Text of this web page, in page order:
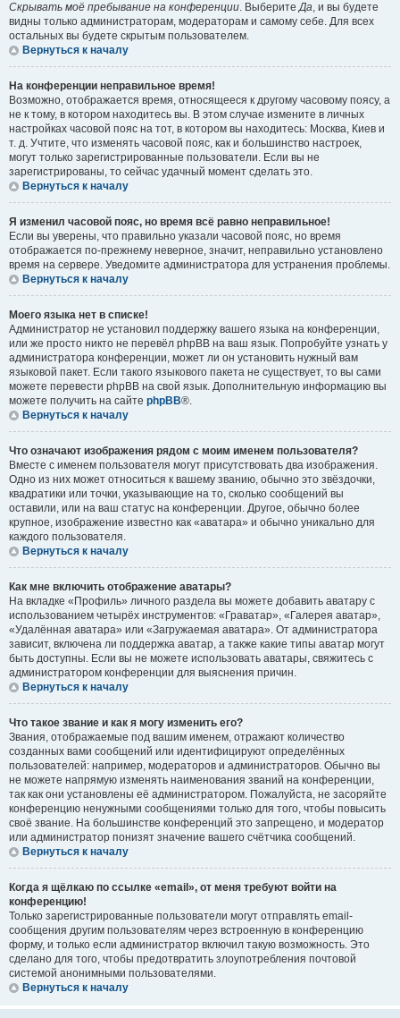
Скрывать моё пребывание на конференции. ВыберитеДа, и вы будете
видны только администраторам, модераторам и самому себе. Для всех
остальных вы будете скрытым пользователем.
Вернуться к началу
На конференции неправильное время!
Возможно, отображается время, относящееся к другому часовому поясу, а
не к тому, в котором находитесь вы. В этом случае измените в личных
настройках часовой пояс на тот, в котором вы находитесь: Москва, Киев и
т. д. Учтите, что изменять часовой пояс, как и большинство настроек,
могут только зарегистрированные пользователи. Если вы не
зарегистрированы, то сейчас удачный момент сделать это.
Вернуться к началу
Я изменил часовой пояс, но время всё равно неправильное!
Если вы уверены, что правильно указали часовой пояс, но время
отображается по-прежнему неверное, значит, неправильно установлено
время на сервере. Уведомите администратора для устранения проблемы.
Вернуться к началу
Моего языка нет в списке!
Администратор не установил поддержку вашего языка на конференции,
или же просто никто не перевёл phpBB на ваш язык. Попробуйте узнать у
администратора конференции, может ли он установить нужный вам
языковой пакет. Если такого языкового пакета не существует, то вы сами
можете перевести phpBB на свой язык. Дополнительную информацию вы
можете получить на сайте phpBB®.
Вернуться к началу
Что означают изображения рядом с моим именем пользователя?
Вместе с именем пользователя могут присутствовать два изображения.
Одно из них может относиться к вашему званию, обычно это звёздочки,
квадратики или точки, указывающие на то, сколько сообщений вы
оставили, или на ваш статус на конференции. Другое, обычно более
крупное, изображение известно как «аватара» и обычно уникально для
каждого пользователя.
Вернуться к началу
Как мне включить отображение аватары?
На вкладке «Профиль» личного раздела вы можете добавить аватару с
использованием четырёх инструментов: «Граватар», «Галерея аватар»,
«Удалённая аватара» или «Загружаемая аватара». От администратора
зависит, включена ли поддержка аватар, а также какие типы аватар могут
быть доступны. Если вы не можете использовать аватары, свяжитесь с
администратором конференции для выяснения причин.
Вернуться к началу
Что такое звание и как я могу изменить его?
Звания, отображаемые под вашим именем, отражают количество
созданных вами сообщений или идентифицируют определённых
пользователей: например, модераторов и администраторов. Обычно вы
не можете напрямую изменять наименования званий на конференции,
так как они установлены её администратором. Пожалуйста, не засоряйте
конференцию ненужными сообщениями только для того, чтобы повысить
своё звание. На большинстве конференций это запрещено, и модератор
или администратор понизят значение вашего счётчика сообщений.
Вернуться к началу
Когда я щёлкаю по ссылке «email», от меня требуют войти на
конференцию!
Только зарегистрированные пользователи могут отправлять email-
сообщения другим пользователям через встроенную в конференцию
форму, и только если администратор включил такую возможность. Это
сделано для того, чтобы предотвратить злоупотребления почтовой
системой анонимными пользователями.
Вернуться к началу